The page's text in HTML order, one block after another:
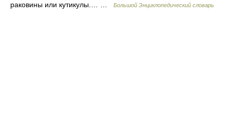
раковины или кутикулы.… …
Большой Энциклопедический словарь